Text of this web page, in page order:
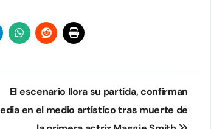
El escenario llora su partida, confirman
en el medio artístico tras muerte de